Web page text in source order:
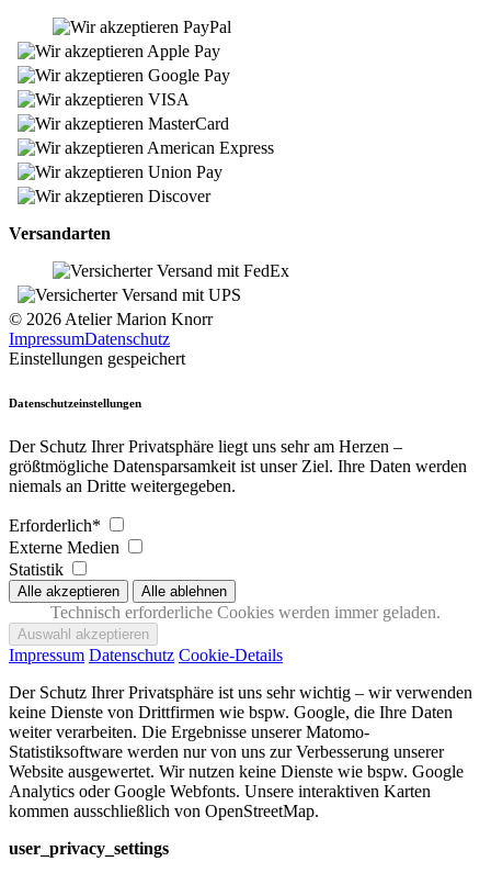
Versandarten
© 2026 Atelier Marion Knorr
ImpressumDatenschutz
Einstellungen gespeichert
Datenschutzeinstellungen
Der Schutz Ihrer Privatsphäre liegt uns sehr am Herzen –
größtmögliche Datensparsamkeit ist unser Ziel. Ihre Daten werden
niemals an Dritte weitergegeben.
Erforderlich*
Externe Medien
Statistik
Technisch erforderliche Cookies werden immer geladen.
Impressum Datenschutz Cookie-Details
Der Schutz Ihrer Privatsphäre ist uns sehr wichtig – wir verwenden
keine Dienste von Drittfirmen wie bspw. Google, die Ihre Daten
weiter verarbeiten. Die Ergebnisse unserer Matomo-
Statistiksoftware werden nur von uns zur Verbesserung unserer
Website ausgewertet. Wir nutzen keine Dienste wie bspw. Google
Analytics oder Google Webfonts. Unsere interaktiven Karten
kommen ausschließlich von OpenStreetMap.
user_privacy_settings